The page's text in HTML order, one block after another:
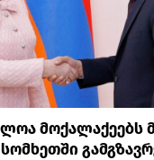
მოქალაქეებს